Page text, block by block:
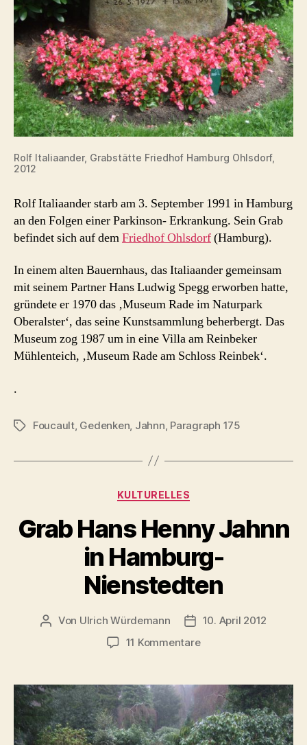
Rolf Italiaander, Grabstätte Friedhof Hamburg Ohlsdorf,
2012
Rolf Italiaander starb am 3. September 1991 in Hamburg
an den Folgen einer Parkinson- Erkrankung. Sein Grab
befindet sich auf demFriedhof Ohlsdorf(Hamburg).
In einem alten Bauernhaus, das Italiaander gemeinsam
mit seinem Partner Hans Ludwig Spegg erworben hatte,
gründete er 1970 das ‚Museum Rade im Naturpark
Oberalster‘, das seine Kunstsammlung beherbergt. Das
Museum zog 1987 um in eine Villa am Reinbeker
Mühlenteich, ‚Museum Rade am Schloss Reinbek‘.
.
Schlagwörter
Foucault, Gedenken Jahnn Paragraph 175
Kategorien
KULTURELLES
Grab Hans Henny Jahnn
in Hamburg-
Nienstedten
Beitragsautor
Von Ulrich Würdemann Beitragsdatum
10. April 2012
11 Kommentarezu
Henny
Jahnn
in
Hamburg-